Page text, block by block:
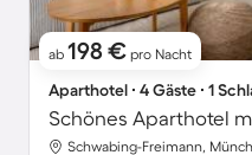
ab 198 € pro Nacht
Aparthotel ∙ 4 Gäste ∙ 1
Schwabing-Freimann,